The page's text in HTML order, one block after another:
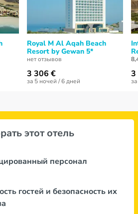
Royal M Al Aqah Beach
Resort by Gewan 5*
нет отзывов
3 306 €
за 5 ночей / 6 дней
3
этот отель
персонал
гостей и безопасность их